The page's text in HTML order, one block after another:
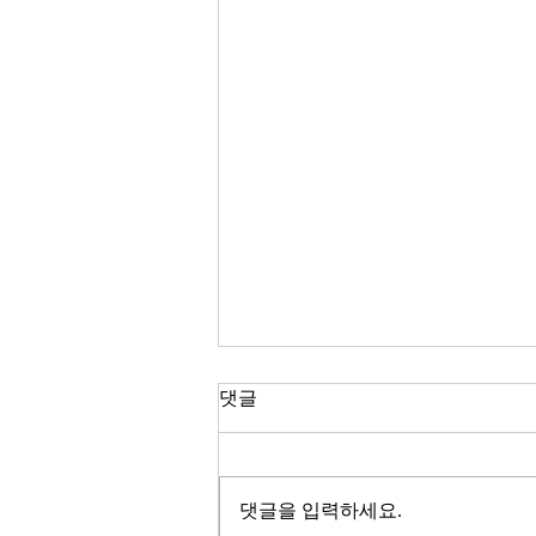
한국 경제
2026년이 밝았다. KOSPI는 4,400
동안 8.71% 올랐다. 1999년 이후
댓글
댓글을 입력하세요.